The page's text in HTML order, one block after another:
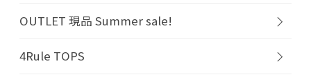
OUTLET 現品 Summer sale!
4Rule TOPS